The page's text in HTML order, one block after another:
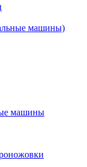
машины)
машины